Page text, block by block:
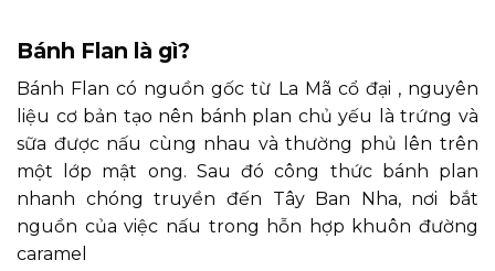
Bánh Flan là gì?
Bánh Flan có nguồn gốc từ La Mã cổ đại , nguyên
liệu cơ bản tạo nên bánh plan chủ yếu là trứng và
sữa được nấu cùng nhau và thường phủ lên trên
một lớp mật ong. Sau đó công thức bánh plan
nhanh chóng truyền đến Tây Ban Nha, nơi bắt
nguồn của việc nấu trong hỗn hợp khuôn đường
caramel